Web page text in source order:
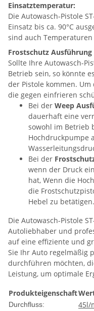
Einsatztemperatur:
Die Autowasch-Pistole
Einsatz bis ca. 90°C
sind auch Temperaturen
Frostschutz Ausführung
Sollte Ihre Autowasch-
Betrieb sein, so könnte
der Pistole kommen.
die gegen einfrieren
Bei der Weep
dauerhaft eine
sowohl im Betrieb
Hochdruckpumpe
Bei der
wenn der Druck
hat, Wenn die
die
Hebel zu betätigen.
Die Autowasch-Pistole
Autoliebhaber und
auf eine effiziente und
Sie Ihr Auto regelmäßig
durchführen möchten,
Leistung, um optimale
Produkteigenschaft
Durchfluss: 45l/